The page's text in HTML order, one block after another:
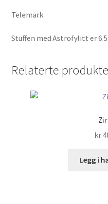
Telemark
Stuffen med Astrofylitt er 6.5
Relaterte
kr
Legg i